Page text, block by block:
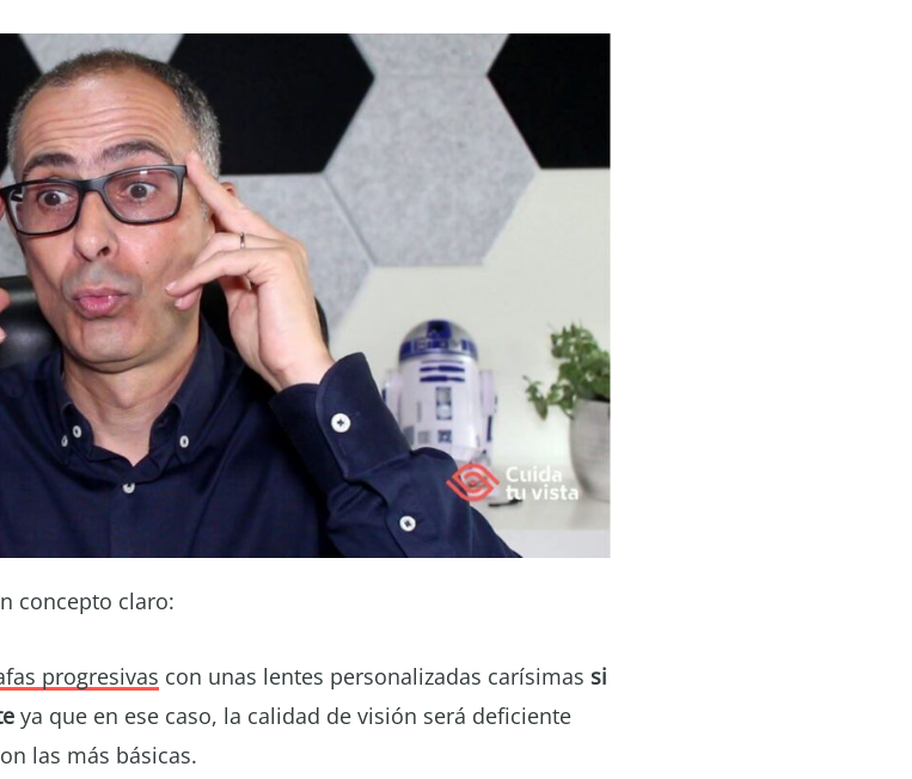
concepto claro:
progresivas con unas lentes personalizadas carísimas si
ya que en ese caso, la calidad de visión será deficiente
las más básicas.